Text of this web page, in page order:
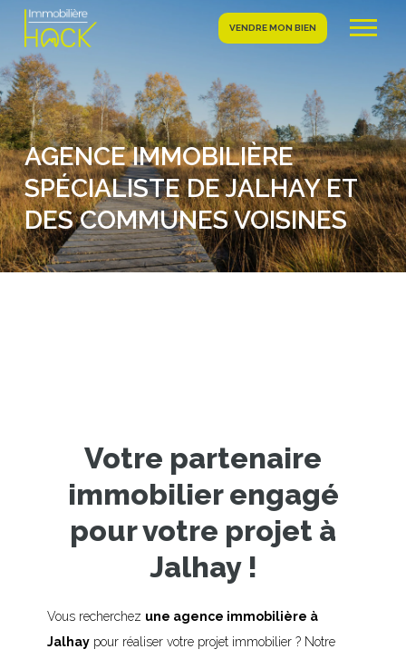
VENDRE MON BIEN
AGENCE IMMOBILIÈRE
SPÉCIALISTE DE JALHAY ET
DES COMMUNES VOISINES
Votre partenaire
immobilier engagé
pour votre projet à
Jalhay !
Vous recherchez une agence immobilière à
Jalhaypour réaliser votre projet immobilier ? Notre